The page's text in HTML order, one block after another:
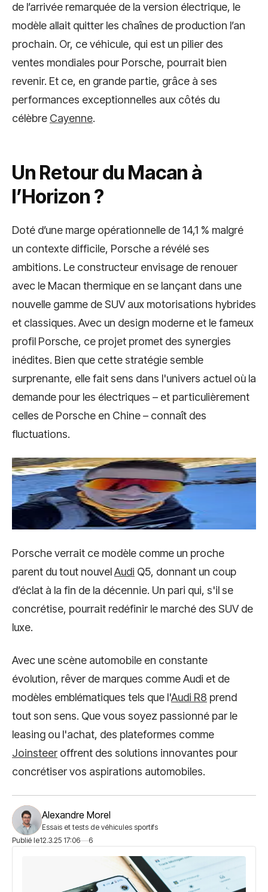
de l’arrivée remarquée de la version électrique, le
modèle allait quitter les chaînes de production l’an
prochain. Or, ce véhicule, qui est un pilier des
ventes mondiales pour Porsche, pourrait bien
revenir. Et ce, en grande partie, grâce à ses
performances exceptionnelles aux côtés du
célèbre Cayenne.
Un Retour du Macan à
l’Horizon ?
Doté d’une marge opérationnelle de 14,1 % malgré
un contexte difficile, Porsche a révélé ses
ambitions. Le constructeur envisage de renouer
avec le Macan thermique en se lançant dans une
nouvelle gamme de SUV aux motorisations hybrides
et classiques. Avec un design moderne et le fameux
profil Porsche, ce projet promet des synergies
inédites. Bien que cette stratégie semble
surprenante, elle fait sens dans l'univers actuel où la
demande pour les électriques – et particulièrement
celles de Porsche en Chine – connaît des
fluctuations.
Porsche verrait ce modèle comme un proche
parent du tout nouvelAudi Q5, donnant un coup
d’éclat à la fin de la décennie. Un pari qui, s'il se
concrétise, pourrait redéfinir le marché des SUV de
luxe.
Avec une scène automobile en constante
évolution, rêver de marques comme Audi et de
modèles emblématiques tels que l'Audi R8 prend
tout son sens. Que vous soyez passionné par le
leasing ou l'achat, des plateformes comme
Joinsteer offrent des solutions innovantes pour
concrétiser vos aspirations automobiles.
Alexandre Morel
Essais et tests de véhicules sportifs
Publié le12.3.25 17:06 6